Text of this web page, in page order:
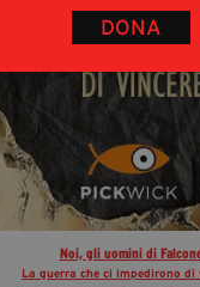
DONA
Noi, gli uomini di
La guerra che ci impedirono di